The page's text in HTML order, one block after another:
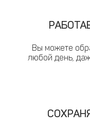
Вы можете
любой день,